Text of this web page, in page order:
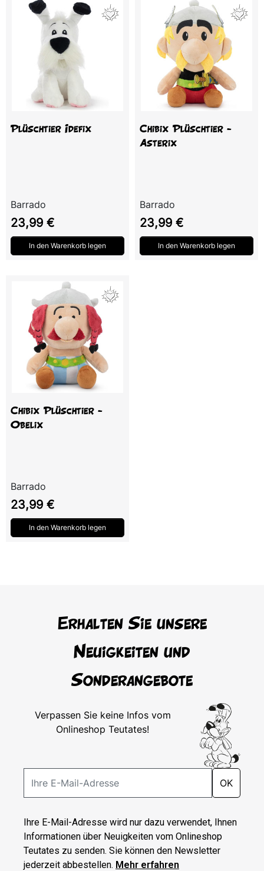
Plüschtier Idefix
Barrado
Preis
23,99 €
In den Warenkorb legen
Chibix Plüschtier -
Asterix
Barrado
Preis
23,99 €
In den Warenkorb legen
Chibix Plüschtier -
Obelix
Barrado
Preis
23,99 €
In den Warenkorb legen
Erhalten Sie unsere
Neuigkeiten und
Sonderangebote
Verpassen Sie keine Infos vom
Onlineshop Teutates!
OK
Ihre E-Mail-Adresse wird nur dazu verwendet, Ihnen
Informationen über Neuigkeiten vom Onlineshop
Teutates zu senden. Sie können den Newsletter
jederzeit abbestellen. Mehr erfahren